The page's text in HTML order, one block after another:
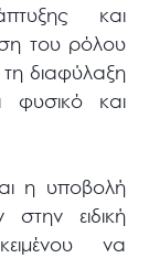
και
του ρόλου
διαφύλαξη
και
η υποβολή
στην ειδική
να